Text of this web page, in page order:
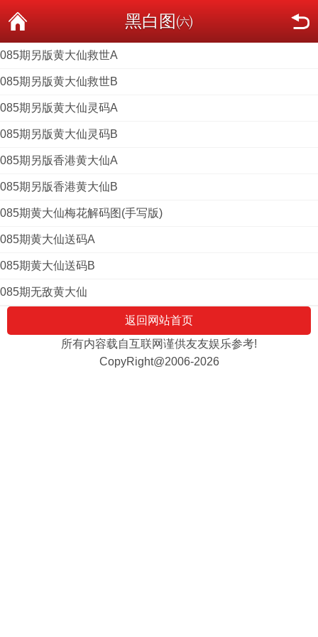
黑白图㈥
085期另版黄大仙救世A
085期另版黄大仙救世B
085期另版黄大仙灵码A
085期另版黄大仙灵码B
085期另版香港黄大仙A
085期另版香港黄大仙B
085期黄大仙梅花解码图(手写版)
085期黄大仙送码A
085期黄大仙送码B
085期无敌黄大仙
返回网站首页
所有内容载自互联网谨供友友娱乐参考!
CopyRight@2006-2026